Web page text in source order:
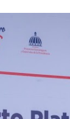
y
Propeep